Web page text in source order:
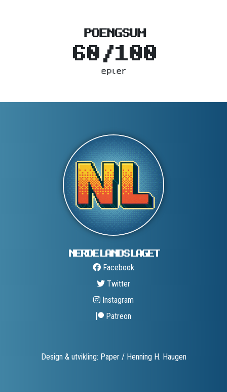
POENGSUM
60/100
epler
NERDELANDS­LAGET
Facebook
Twitter
Instagram
Patreon
Design & utvikling: Paper / Henning H. Haugen